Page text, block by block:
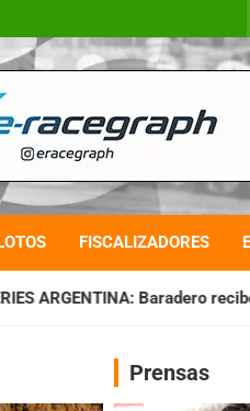
FISCALIZADORES
recibe la fecha especial con
Prensas